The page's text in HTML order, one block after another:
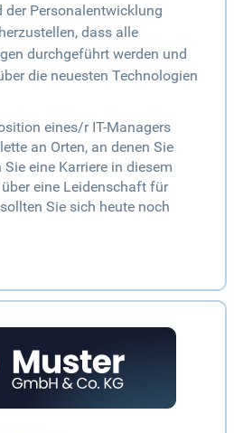
der Personalentwicklung
dass alle
durchgeführt werden und
die neuesten Technologien
eines/r IT-Managers
an Orten, an denen Sie
eine Karriere in diesem
eine Leidenschaft für
Sie sich heute noch